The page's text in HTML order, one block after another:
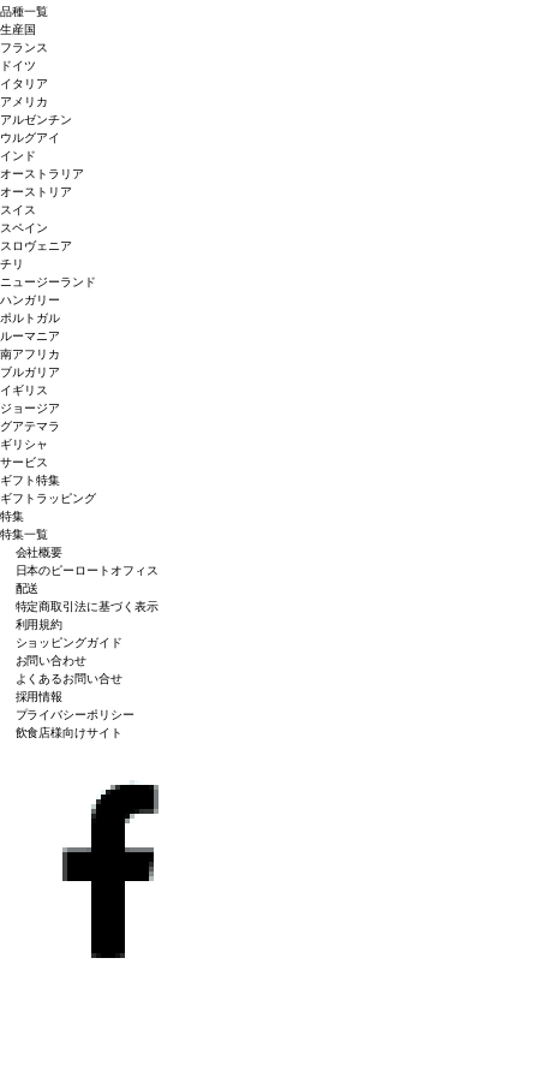
品種一覧
生産国
フランス
ドイツ
イタリア
アメリカ
アルゼンチン
ウルグアイ
インド
オーストラリア
オーストリア
スイス
スペイン
スロヴェニア
チリ
ニュージーランド
ハンガリー
ポルトガル
ルーマニア
南アフリカ
ブルガリア
イギリス
ジョージア
グアテマラ
ギリシャ
サービス
ギフト特集
ギフトラッピング
特集
特集一覧
会社概要
日本のピーロートオフィス
配送
特定商取引法に基づく表示
利用規約
ショッピングガイド
お問い合わせ
よくあるお問い合せ
採用情報
プライバシーポリシー
飲食店様向けサイト